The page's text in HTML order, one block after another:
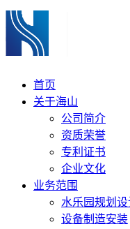
首页
关于海山
公司简介
资质荣誉
专利证书
企业文化
业务范围
水乐园规划设
设备制造安装